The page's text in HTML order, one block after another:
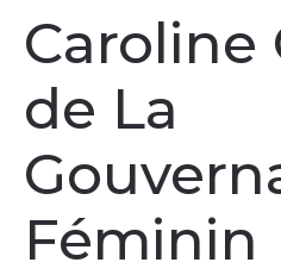
Caroline
de La
Féminin